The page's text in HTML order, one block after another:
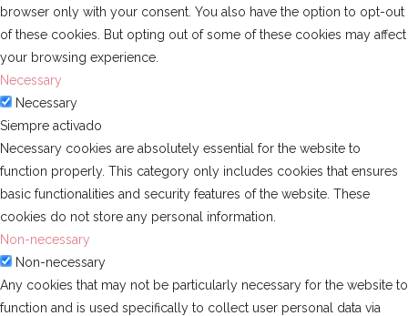
browser only with your consent. You also have the option to opt-out
of these cookies. But opting out of some of these cookies may affect
your browsing experience.
Necessary
Necessary
Siempre activado
Necessary cookies are absolutely essential for the website to
function properly. This category only includes cookies that ensures
basic functionalities and security features of the website. These
cookies do not store any personal information.
Non-necessary
Non-necessary
Any cookies that may not be particularly necessary for the website to
function and is used specifically to collect user personal data via